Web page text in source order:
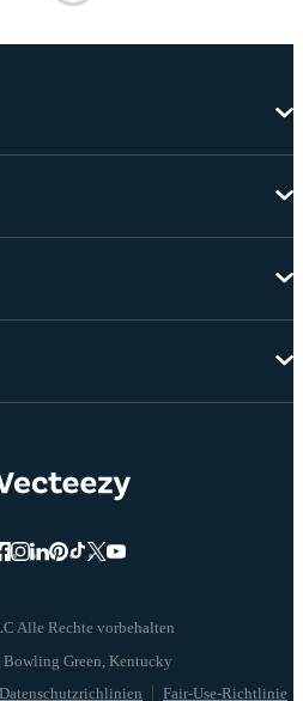
Alle Rechte vorbehalten
Datenschutzrichlinien Fair-Use-Richtlinie